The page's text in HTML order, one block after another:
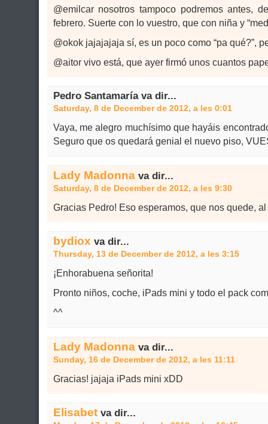
@emilcar nosotros tampoco podremos antes,
febrero. Suerte con lo vuestro, que con niña y
@okok jajajajaja sí, es un poco como “pa qué?”,
@aitor vivo está, que ayer firmó unos cuantos
Pedro Santamaría va dir...
Saturday, 8 de December de 2012, a les 0:01
Vaya, me alegro muchísimo que hayáis
Seguro que os quedará genial el nuevo piso,
Lady Madonnava dir...
Saturday, 8 de December de 2012, a les 9:30
Gracias Pedro! Eso esperamos, que nos quede,
bydioxva dir...
Thursday, 13 de December de 2012, a les 3:15
¡Enhorabuena señorita!
Pronto niños, coche, iPads mini y todo el pack
^^
Lady Madonnava dir...
Sunday, 16 de December de 2012, a les 11:11
Gracias! jajaja iPads mini xDD
Elisabetva dir...